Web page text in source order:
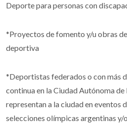
Deporte para personas con
*Proyectos de fomento y/u obras
deportiva
*Deportistas federados o con más
continua en la Ciudad Autónoma de
representan a la ciudad en eventos
selecciones olímpicas argentinas y/